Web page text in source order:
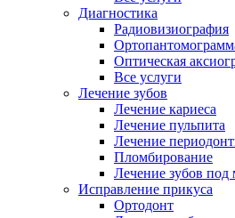
Диагностика
Радиовизиография
Оптическая
Все услуги
Лечение зубов
Лечение кариеса
Лечение пульпита
Лечение
Пломбирование
Лечение зубов под
Исправление прикуса
Ортодонт